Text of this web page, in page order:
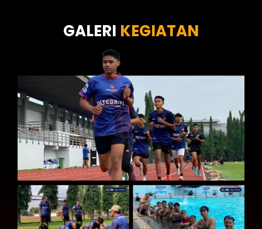
Tes Kepribadian
GALERI KEGIATAN